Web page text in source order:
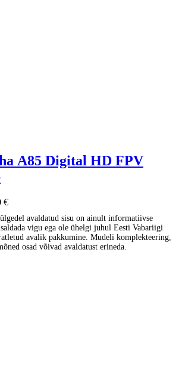
A85 Digital HD FPV
€
avaldatud sisu on ainult informatiivse
vigu ega ole ühelgi juhul Eesti Vabariigi
avalik pakkumine. Mudeli komplekteering,
osad võivad avaldatust erineda.